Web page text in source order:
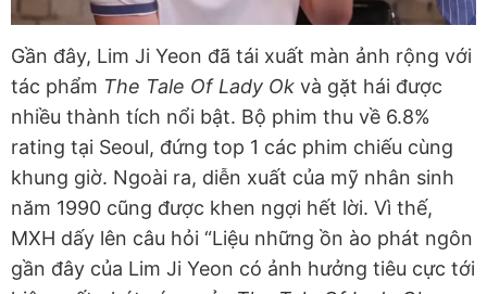
Gần đây, Lim Ji Yeon đã tái xuất màn ảnh rộng với
tác phẩm The Tale Of Lady Ok và gặt hái được
nhiều thành tích nổi bật. Bộ phim thu về 6.8%
rating tại Seoul, đứng top 1 các phim chiếu cùng
khung giờ. Ngoài ra, diễn xuất của mỹ nhân sinh
năm 1990 cũng được khen ngợi hết lời. Vì thế,
MXH dấy lên câu hỏi “Liệu những ồn ào phát ngôn
gần đây của Lim Ji Yeon có ảnh hưởng tiêu cực tới